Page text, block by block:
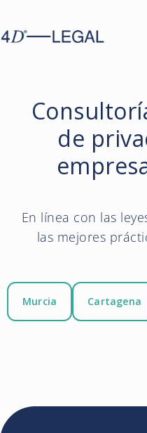
de
En línea con las
las mejores
Murcia Cartagena